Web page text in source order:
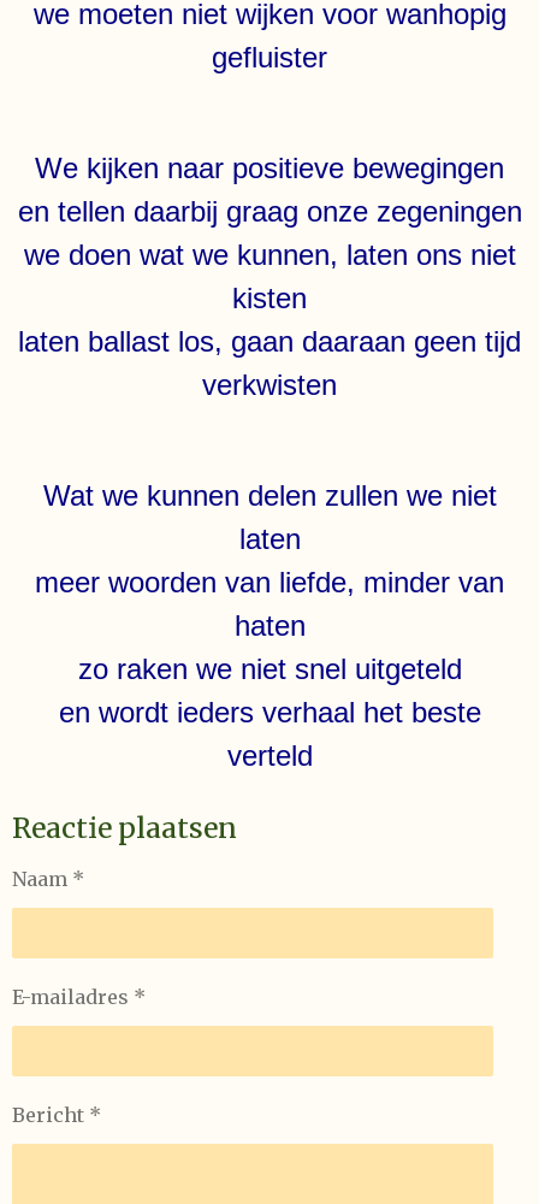
we moeten niet wijken voor wanhopig
gefluister
We kijken naar positieve bewegingen
en tellen daarbij graag onze zegeningen
we doen wat we kunnen, laten ons niet
kisten
laten ballast los, gaan daaraan geen tijd
verkwisten
Wat we kunnen delen zullen we niet
laten
meer woorden van liefde, minder van
haten
zo raken we niet snel uitgeteld
en wordt ieders verhaal het beste
verteld
Reactie plaatsen
Naam *
E-mailadres *
Bericht *